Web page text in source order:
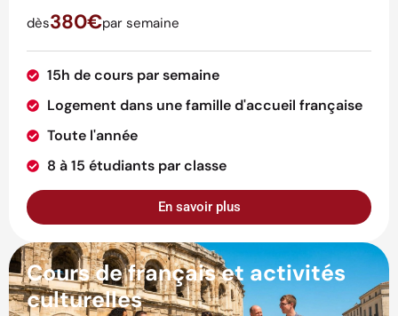
dès380€par semaine
15h de cours par semaine
Logement dans une famille d'accueil française
Toute l'année
8 à 15 étudiants par classe
En savoir plus
Cours de français et activités
culturelles